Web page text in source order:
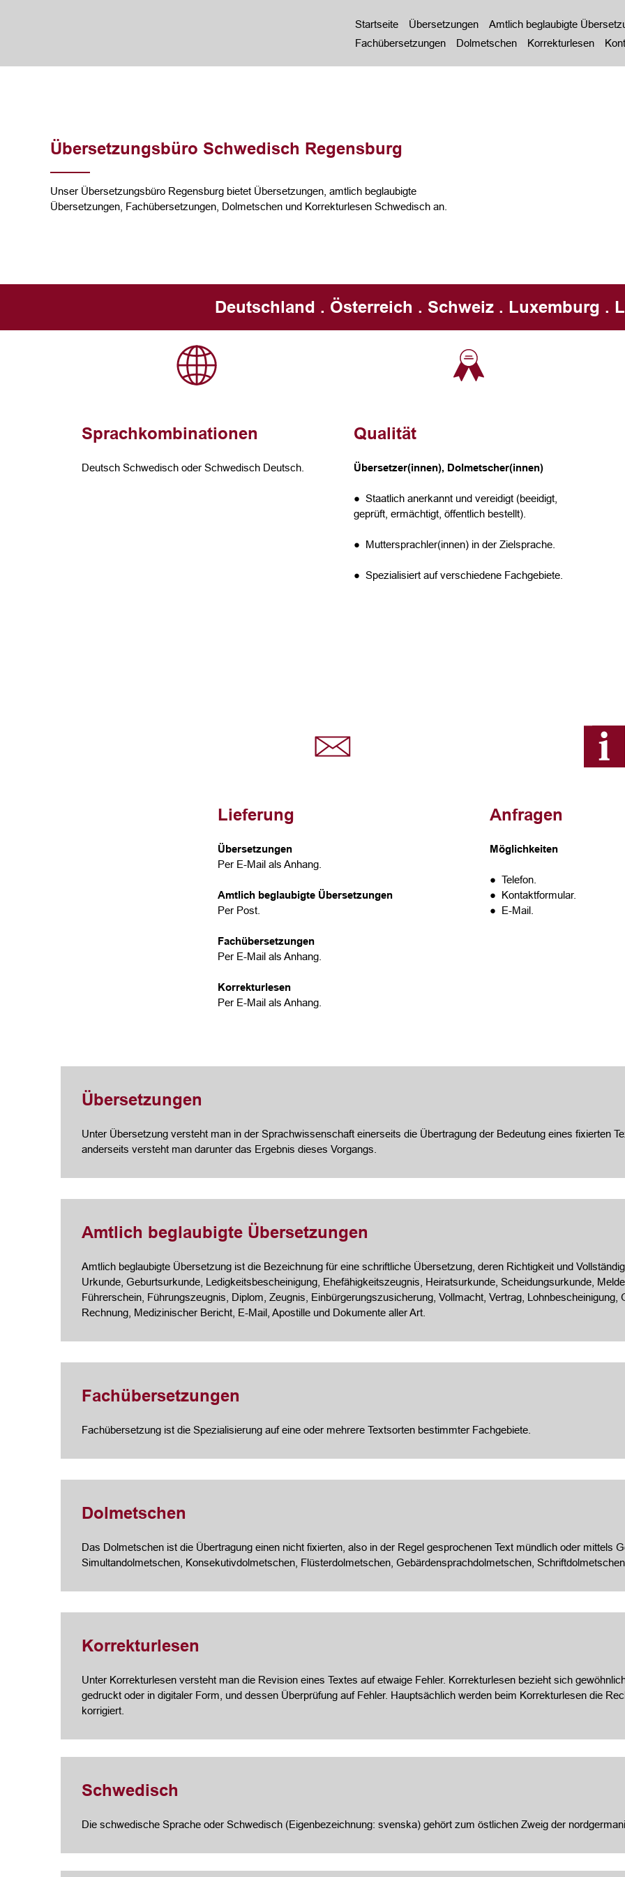
Startseite Übersetzungen
Amtlich beglaubigte
Fachübersetzungen
Dolmetschen Korrekturlesen
Übersetzungsbüro Schwedisch Regensburg
Unser Übersetzungsbüro Regensburg bietet Übersetzungen, amtlich beglaubigte
Übersetzungen, Fachübersetzungen, Dolmetschen und Korrekturlesen Schwedisch an.
Deutschland . Österreich . Schweiz . Luxemburg .
Sprachkombinationen
Deutsch Schwedisch oder Schwedisch Deutsch.
Qualität
Übersetzer(innen), Dolmetscher(innen)
● Staatlich anerkannt und vereidigt (beeidigt,
geprüft, ermächtigt, öffentlich bestellt).
● Muttersprachler(innen) in der Zielsprache.
● Spezialisiert auf verschiedene Fachgebiete.
Lieferung
Übersetzungen
Per E-Mail als Anhang.
Amtlich beglaubigte Übersetzungen
Per Post.
Fachübersetzungen
Per E-Mail als Anhang.
Korrekturlesen
Per E-Mail als Anhang.
Anfragen
Möglichkeiten
● Telefon.
● Kontaktformular.
● E-Mail.
Übersetzungen
Unter Übersetzung versteht man in der Sprachwissenschaft einerseits die Übertragung der Bedeutung eines fixierten
anderseits versteht man darunter das Ergebnis dieses Vorgangs.
Amtlich beglaubigte Übersetzungen
Amtlich beglaubigte Übersetzung ist die Bezeichnung für eine schriftliche Übersetzung, deren Richtigkeit und
Urkunde, Geburtsurkunde, Ledigkeitsbescheinigung, Ehefähigkeitszeugnis, Heiratsurkunde, Scheidungsurkunde,
Führerschein, Führungszeugnis, Diplom, Zeugnis, Einbürgerungszusicherung, Vollmacht, Vertrag, Lohnbescheinigung,
Rechnung, Medizinischer Bericht, E-Mail, Apostille und Dokumente aller Art.
Fachübersetzungen
Fachübersetzung ist die Spezialisierung auf eine oder mehrere Textsorten bestimmter Fachgebiete.
Dolmetschen
Das Dolmetschen ist die Übertragung einen nicht fixierten, also in der Regel gesprochenen Text mündlich oder mittels
Simultandolmetschen, Konsekutivdolmetschen, Flüsterdolmetschen, Gebärdensprachdolmetschen, Schriftdolmetschen.
Korrekturlesen
Unter Korrekturlesen versteht man die Revision eines Textes auf etwaige Fehler. Korrekturlesen bezieht sich
gedruckt oder in digitaler Form, und dessen Überprüfung auf Fehler. Hauptsächlich werden beim Korrekturlesen die
korrigiert.
Schwedisch
Die schwedische Sprache oder Schwedisch (Eigenbezeichnung: svenska) gehört zum östlichen Zweig der